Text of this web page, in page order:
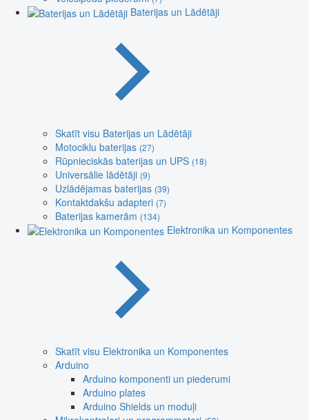
Baterijas un Lādētāji
Skatīt visu Baterijas un Lādētāji
Motociklu baterijas (27)
Rūpnieciskās baterijas un UPS (18)
Universālie lādētāji (9)
Uzlādējamas baterijas (39)
Kontaktdakšu adapteri (7)
Baterijas kamerām (134)
Elektronika un Komponentes
Skatīt visu Elektronika un Komponentes
Arduino
Arduino komponenti un piederumi
Arduino plates
Arduino Shields un moduļi